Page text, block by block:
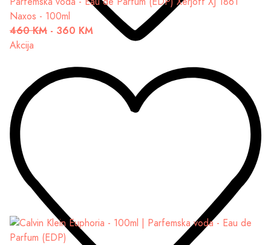
Naxos - 100ml
460 KM - 360 KM
Akcija